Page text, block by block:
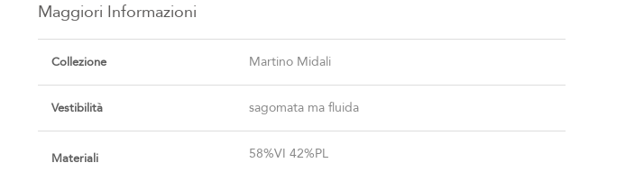
Maggiori Informazioni
Informazioni
Collezione Martino Midali
Vestibilità sagomata ma fluida
Materiali 58%VI 42%PL